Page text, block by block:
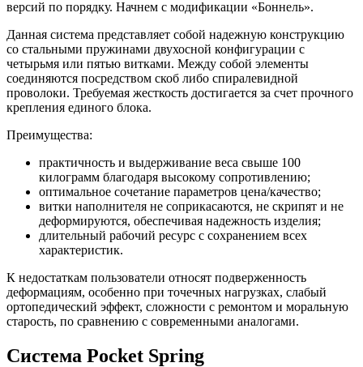
версий по порядку. Начнем с модификации «Боннель».
Данная система представляет собой надежную конструкцию
со стальными пружинами двухосной конфигурации с
четырьмя или пятью витками. Между собой элементы
соединяются посредством скоб либо спиралевидной
проволоки. Требуемая жесткость достигается за счет прочного
крепления единого блока.
Преимущества:
практичность и выдерживание веса свыше 100
килограмм благодаря высокому сопротивлению;
оптимальное сочетание параметров цена/качество;
витки наполнителя не соприкасаются, не скрипят и не
деформируются, обеспечивая надежность изделия;
длительный рабочий ресурс с сохранением всех
характеристик.
К недостаткам пользователи относят подверженность
деформациям, особенно при точечных нагрузках, слабый
ортопедический эффект, сложности с ремонтом и моральную
старость, по сравнению с современными аналогами.
Система Pocket Spring